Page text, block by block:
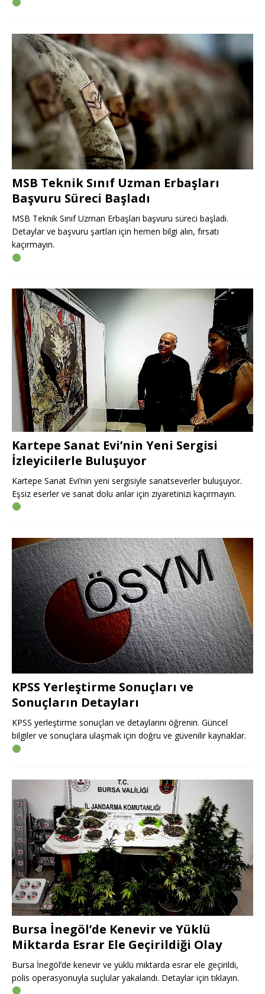
MSB Teknik Sınıf Uzman Erbaşları
Başvuru Süreci Başladı
MSB Teknik Sınıf Uzman Erbaşları başvuru süreci başladı.
Detaylar ve başvuru şartları için hemen bilgi alın, fırsatı
kaçırmayın.
Kartepe Sanat Evi’nin Yeni Sergisi
İzleyicilerle Buluşuyor
Kartepe Sanat Evi’nin yeni sergisiyle sanatseverler buluşuyor.
Eşsiz eserler ve sanat dolu anlar için ziyaretinizi kaçırmayın.
KPSS Yerleştirme Sonuçları ve
Sonuçların Detayları
KPSS yerleştirme sonuçları ve detaylarını öğrenin. Güncel
bilgiler ve sonuçlara ulaşmak için doğru ve güvenilir kaynaklar.
Bursa İnegöl’de Kenevir ve Yüklü
Miktarda Esrar Ele Geçirildiği Olay
Bursa İnegöl’de kenevir ve yüklü miktarda esrar ele geçirildi,
polis operasyonuyla suçlular yakalandı. Detaylar için tıklayın.